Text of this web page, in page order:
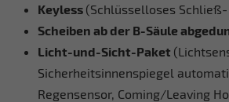
Keyless (Schlüsselloses
Scheiben ab der B-Säule
Licht-und-Sicht-Paket
Sicherheitsinnenspiegel
Regensensor, Coming/Leaving